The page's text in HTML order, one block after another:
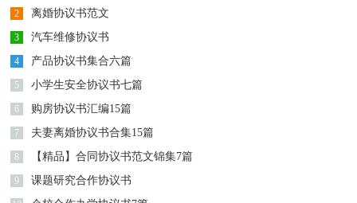
2 离婚协议书范文
3 汽车维修协议书
4 产品协议书集合六篇
5 小学生安全协议书七篇
6 购房协议书汇编15篇
7 夫妻离婚协议书合集15篇
8 【精品】合同协议书范文锦集7篇
9 课题研究合作协议书